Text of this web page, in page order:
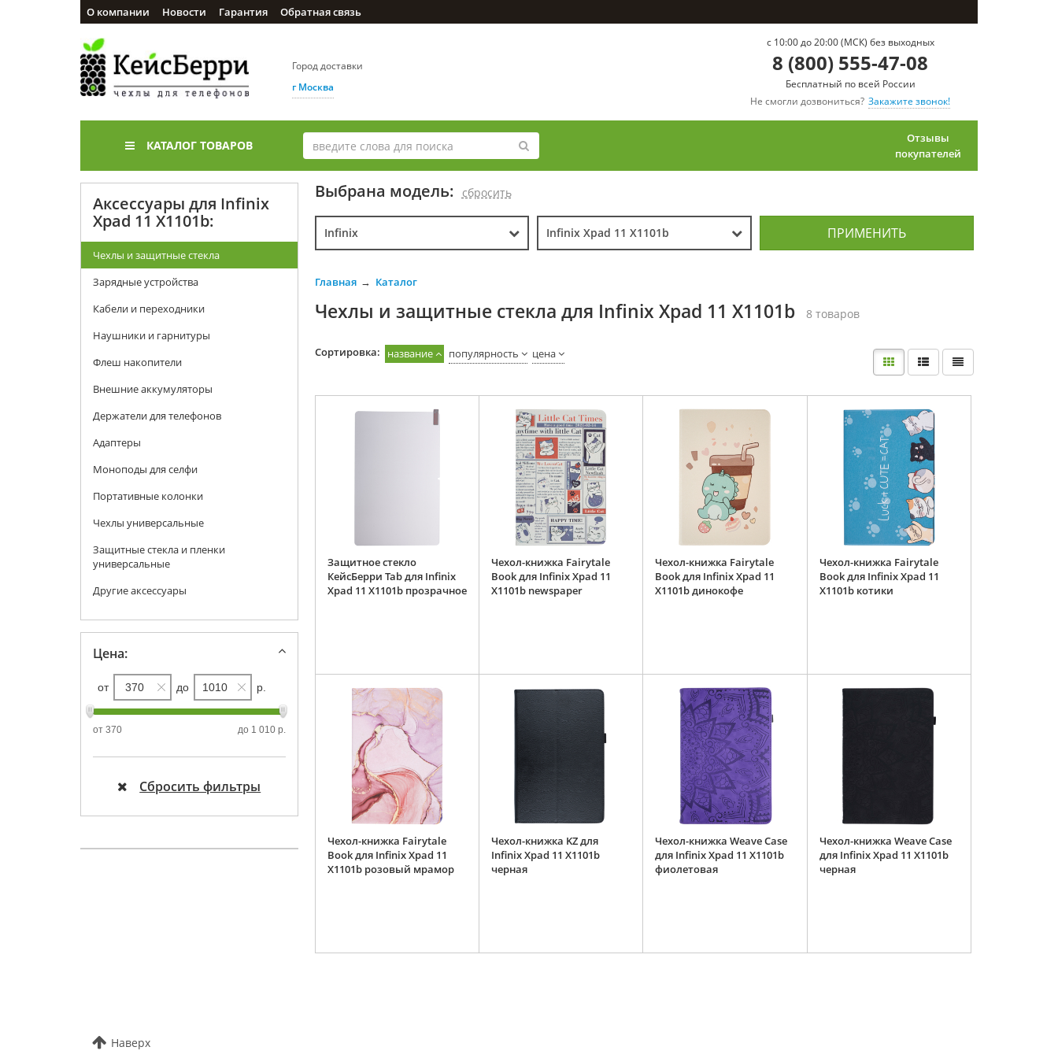
О компании Новости Гарантия Обратная связь
Город доставки
г Москва
c 10:00 до 20:00 (МСК) без выходных
8 (800) 555-47-08
Бесплатный по всей России
Не смогли дозвониться? Закажите звонок!
КАТАЛОГ ТОВАРОВ
Отзывы
покупателей
Аксессуары для Infinix
Xpad 11 X1101b:
Чехлы и защитные стекла
Зарядные устройства
Кабели и переходники
Наушники и гарнитуры
Флеш накопители
Внешние аккумуляторы
Держатели для телефонов
Адаптеры
Моноподы для селфи
Портативные колонки
Чехлы универсальные
Защитные стекла и пленки
универсальные
Другие аксессуары
Цена:
от до р.
от 370 до 1 010 р.
Сбросить фильтры
Выбрана модель: cбросить
Infinix Infinix Xpad 11 X1101b ПРИМЕНИТЬ
Главная Каталог
Чехлы и защитные стекла для Infinix Xpad 11 X1101b 8 товаров
Cортировка: название популярность цена
Защитное стекло
КейсБерри Tab для Infinix
Xpad 11 X1101b прозрачное
Чехол-книжка Fairytale
Book для Infinix Xpad 11
X1101b newspaper
Чехол-книжка Fairytale
Book для Infinix Xpad 11
X1101b динокофе
Чехол-книжка Fairytale
Book для Infinix Xpad 11
X1101b котики
Чехол-книжка Fairytale
Book для Infinix Xpad 11
X1101b розовый мрамор
Чехол-книжка KZ для
Infinix Xpad 11 X1101b
черная
Чехол-книжка Weave Case
для Infinix Xpad 11 X1101b
фиолетовая
Чехол-книжка Weave Case
для Infinix Xpad 11 X1101b
черная
Наверх